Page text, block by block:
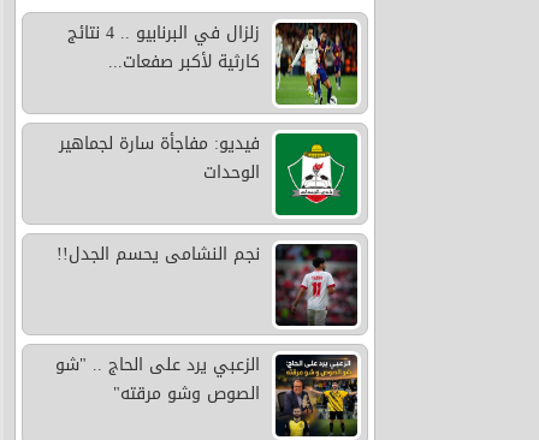
زلزال في البرنابيو .. 4 نتائج
كارثية لأكبر صفعات...
فيديو: مفاجأة سارة لجماهير
الوحدات
نجم النشامى يحسم الجدل!!
الزعبي يرد على الحاج .. "شو
الصوص وشو مرقته"